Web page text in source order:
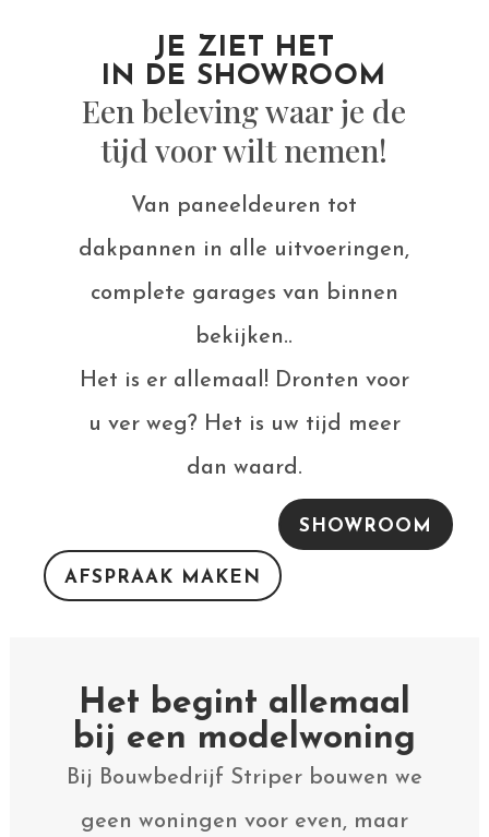
JE ZIET HET
IN DE SHOWROOM
Een beleving waar je de
tijd voor wilt nemen!
Van paneeldeuren tot
dakpannen in alle uitvoeringen,
complete garages van binnen
bekijken..
Het is er allemaal! Dronten voor
u ver weg? Het is uw tijd meer
dan waard.
SHOWROOM
AFSPRAAK MAKEN
Het begint allemaal
bij een modelwoning
Bij Bouwbedrijf Striper bouwen we
geen woningen voor even, maar